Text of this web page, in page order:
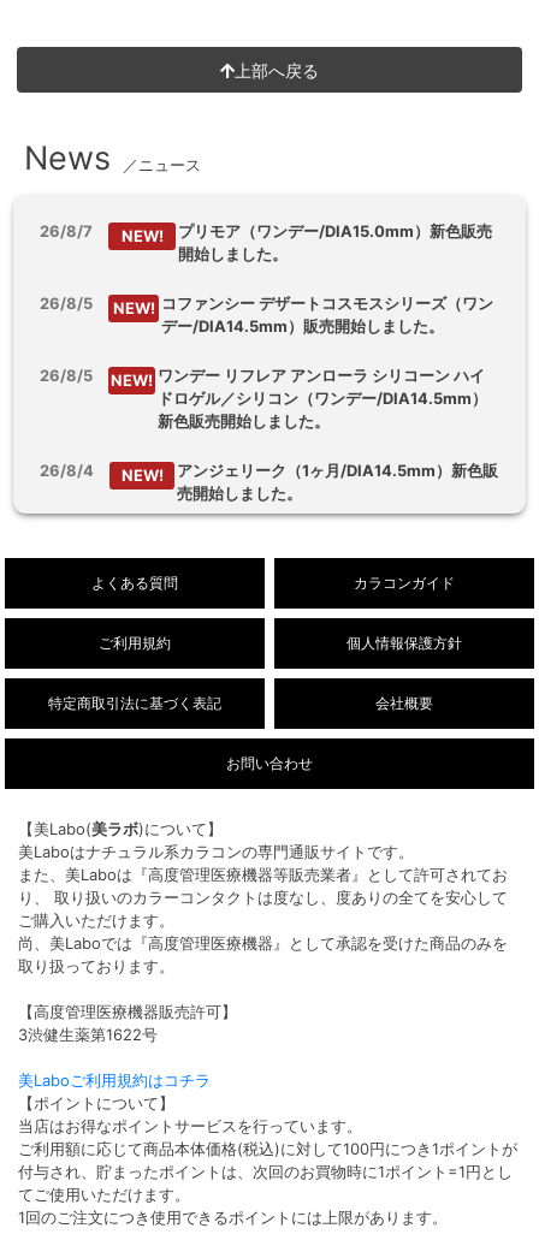
上部へ戻る
News ／ニュース
26/8/7 NEW!
プリモア（ワンデー/DIA15.0mm）新色販売
開始しました。
26/8/5 NEW! コファンシー デザートコスモスシリーズ（ワン
デー/DIA14.5mm）販売開始しました。
26/8/5 NEW! ワンデー リフレア アンローラ シリコーン ハイ
ドロゲル／シリコン（ワンデー/DIA14.5mm）
新色販売開始しました。
26/8/4 NEW!
アンジェリーク（1ヶ月/DIA14.5mm）新色販
売開始しました。
よくある質問 カラコンガイド
ご利用規約 個人情報保護方針
特定商取引法に基づく表記 会社概要
お問い合わせ
【美Labo(美ラボ)について】
美Laboはナチュラル系カラコンの専門通販サイトです。
また、美Laboは『高度管理医療機器等販売業者』として許可されてお
り、 取り扱いのカラーコンタクトは度なし、度ありの全てを安心して
ご購入いただけます。
尚、美Laboでは『高度管理医療機器』として承認を受けた商品のみを
取り扱っております。
【高度管理医療機器販売許可】
3渋健生薬第1622号
美Laboご利用規約はコチラ
【ポイントについて】
当店はお得なポイントサービスを行っています。
ご利用額に応じて商品本体価格(税込)に対して100円につき1ポイントが
付与され、貯まったポイントは、次回のお買物時に1ポイント=1円とし
てご使用いただけます。
1回のご注文につき使用できるポイントには上限があります。